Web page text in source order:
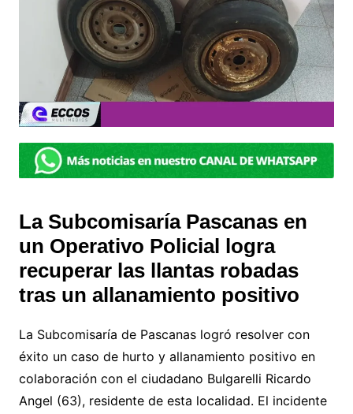
La Subcomisaría Pascanas en
un Operativo Policial logra
recuperar las llantas robadas
tras un allanamiento positivo
La Subcomisaría de Pascanas logró resolver con
éxito un caso de hurto y allanamiento positivo en
colaboración con el ciudadano Bulgarelli Ricardo
Angel (63), residente de esta localidad. El incidente